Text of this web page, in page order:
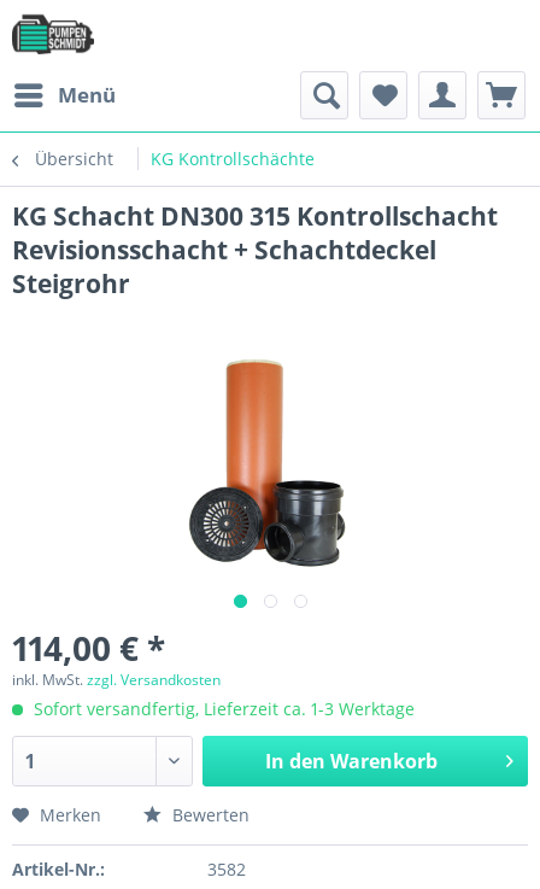
Menü
Übersicht KG Kontrollschächte
KG Schacht DN300 315 Kontrollschacht
Revisionsschacht + Schachtdeckel
Steigrohr
114,00 € *
inkl. MwSt.zzgl. Versandkosten
Sofort versandfertig, Lieferzeit ca. 1-3 Werktage
In den Warenkorb
Merken Bewerten
Artikel-Nr.: 3582